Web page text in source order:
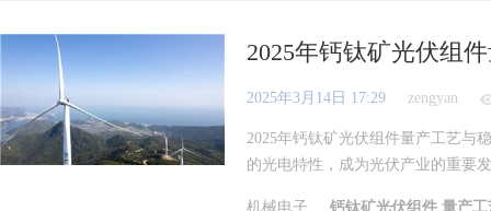
2025年钙钛矿光伏组
2025年3月14日 17:29 zengyan
2025年钙钛矿光伏组件量产工艺与
的光电特性，成为光伏产业的重要
机械电子 钙钛矿光伏组件 量产